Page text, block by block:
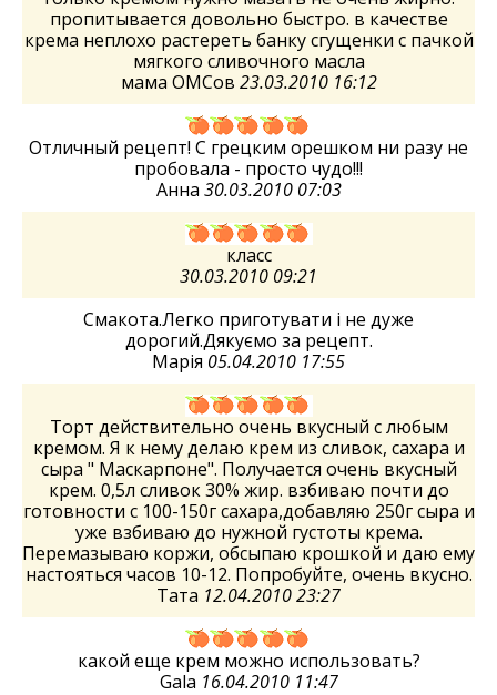
пропитывается довольно быстро. в качестве
крема неплохо растереть банку сгущенки с пачкой
мягкого сливочного масла
мама ОМСов 23.03.2010 16:12
Отличный рецепт! С грецким орешком ни разу не
пробовала - просто чудо!!!
Анна 30.03.2010 07:03
класс
30.03.2010 09:21
Смакота.Легко приготувати і не дуже
дорогий.Дякуємо за рецепт.
Марія 05.04.2010 17:55
Торт действительно очень вкусный с любым
кремом. Я к нему делаю крем из сливок, сахара и
сыра " Маскарпоне". Получается очень вкусный
крем. 0,5л сливок 30% жир. взбиваю почти до
готовности с 100-150г сахара,добавляю 250г сыра и
уже взбиваю до нужной густоты крема.
Перемазываю коржи, обсыпаю крошкой и даю ему
настояться часов 10-12. Попробуйте, очень вкусно.
Тата 12.04.2010 23:27
какой еще крем можно использовать?
Gala 16.04.2010 11:47